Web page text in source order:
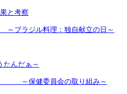
と考察
ブラジル料理：独自献立の日～
んだぁ～
～保健委員会の取り組み～